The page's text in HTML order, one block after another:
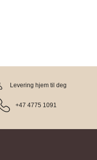
Levering hjem til deg
+47 4775 1091